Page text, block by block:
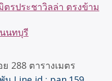
รประชาวิลล่า ตรงข้าม
นทบุรี
288 ตารางเมตร